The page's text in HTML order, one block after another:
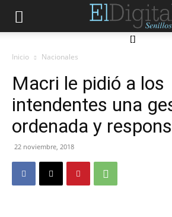
[]
Inicio Nacionales
Macri le pidió a los
intendentes una
ordenada y
22 noviembre, 2018